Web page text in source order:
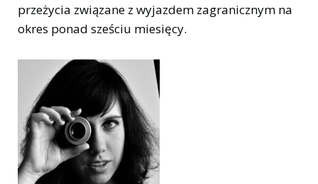
przeżycia związane z wyjazdem zagranicznym na
okres ponad sześciu miesięcy.